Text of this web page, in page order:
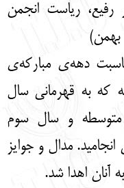
ریاست انجمن
دهه‌ی مبارکه‌ی
که به قهرمانی سال
و سال سوم
مدال و جوایز